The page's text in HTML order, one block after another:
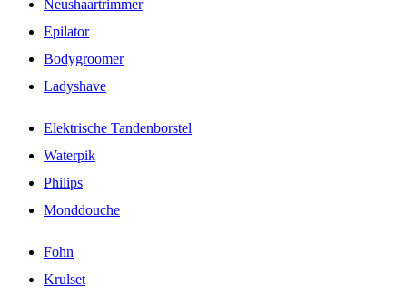
Neushaartrimmer
Epilator
Bodygroomer
Ladyshave
Elektrische Tandenborstel
Waterpik
Philips
Monddouche
Fohn
Krulset